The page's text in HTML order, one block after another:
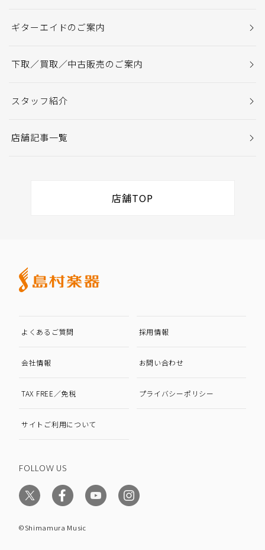
ギターエイドのご案内
下取／買取／中古販売のご案内
スタッフ紹介
店舗記事一覧
店舗TOP
よくあるご質問 採用情報
会社情報 お問い合わせ
TAX FREE／免税 プライバシーポリシー
サイトご利用について
FOLLOW US
©Shimamura Music